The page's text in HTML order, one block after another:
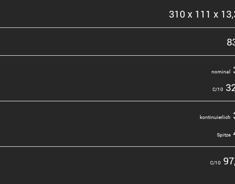
310 x 111 x
nominal
C/10
konti­nu­ier­lich
Spitze
C/10